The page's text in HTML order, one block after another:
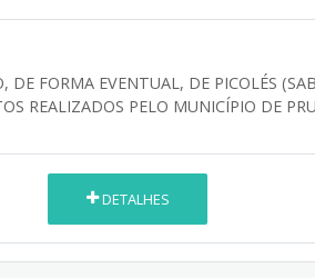
DE FORMA EVENTUAL, DE PICOLÉS
REALIZADOS PELO MUNICÍPIO DE
DETALHES